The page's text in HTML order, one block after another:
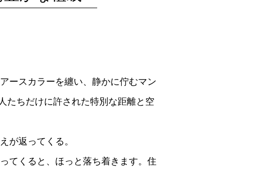
ースカラーを纏い、静かに佇むマン
たちだけに許された特別な距離と空
が返ってくる。
てくると、ほっと落ち着きます。住